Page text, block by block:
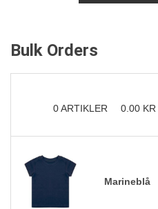
Bulk Orders
0ARTIKLER 0.00 KR
Marineblå